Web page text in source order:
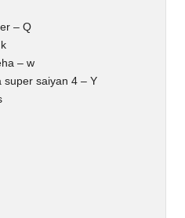
– Q
– w
super saiyan 4 – Y